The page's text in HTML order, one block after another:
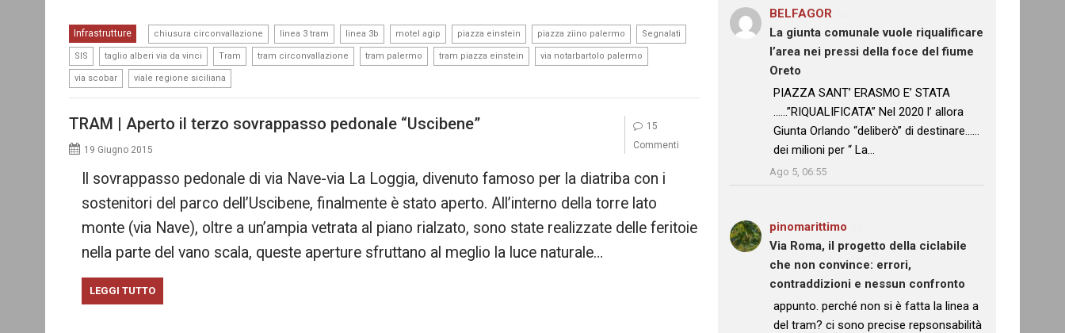
Infrastrutture chiusura circonvallazione linea 3 tram linea 3b motel agip piazza einstein piazza ziino palermo Segnalati
SIS taglio alberi via da vinci Tram tram circonvallazione tram palermo tram piazza einstein via notarbartolo palermo
via scobar viale regione siciliana
TRAM | Aperto il terzo sovrappasso pedonale “Uscibene”
19 Giugno 2015
Il sovrappasso pedonale di via Nave-via La Loggia, divenuto famoso per la diatriba con i
sostenitori del parco dell’Uscibene, finalmente è stato aperto. All’interno della torre lato
monte (via Nave), oltre a un’ampia vetrata al piano rialzato, sono state realizzate delle feritoie
nella parte del vano scala, queste aperture sfruttano al meglio la luce naturale…
LEGGI TUTTO
15
Commenti
BELFAGOR
La giunta comunale vuole riqualificare
l’area nei pressi della foce del fiume
Oreto
: “
PIAZZA SANT’ ERASMO E’ STATA
……”RIQUALIFICATA” Nel 2020 l’ allora
Giunta Orlando “deliberò” di destinare……
dei milioni per “ La…
Ago 5, 06:55
pinomarittimo
Via Roma, il progetto della ciclabile
che non convince: errori,
contraddizioni e nessun confronto
: “
appunto. perché non si è fatta la linea a
del tram? ci sono precise repsonsabilità